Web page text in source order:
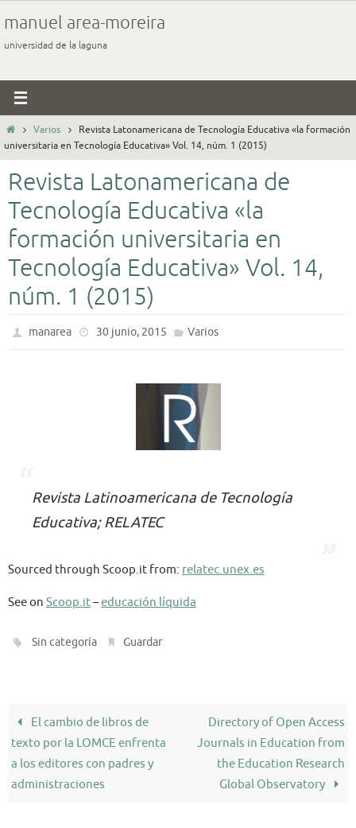
al
contenido
manuel area-moreira
universidad de la laguna
InicioVarios
Revista Latonamericana de Tecnología Educativa «la formación
universitaria en Tecnología Educativa» Vol. 14, núm. 1 (2015)
Revista Latonamericana de
Tecnología Educativa «la
formación universitaria en
Tecnología Educativa» Vol. 14,
núm. 1 (2015)
manarea 30 junio, 2015 Varios
Revista Latinoamericana de Tecnología
Educativa; RELATEC
Sourced through Scoop.it from: relatec.unex.es
See on Scoop.it–educación líquida
Sin categoría Guardar
El cambio de libros de
texto por la LOMCE enfrenta
a los editores con padres y
administraciones
Directory of Open Access
Journals in Education from
the Education Research
Global Observatory